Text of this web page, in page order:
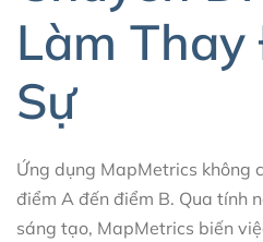
Làm
Sự
Ứng dụng MapMetrics không
điểm A đến điểm B. Qua tính
sáng tạo, MapMetrics biến